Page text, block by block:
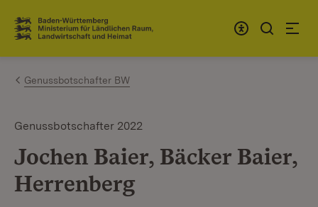
Zum Inhalt springen
Link zur Startseite
Genussbotschafter BW
Genussbotschafter 2022
Jochen Baier, Bäcker Baier,
Herrenberg